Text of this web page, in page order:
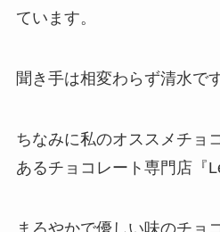
ています。
聞き手は相変わらず清水です
ちなみに私のオススメチョ
あるチョコレート専門店『
まろやかで優しい味のチョ